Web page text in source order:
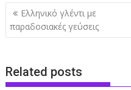
Post
navigation
Ελληνικό γλέντι με
παραδοσιακές γεύσεις
Related posts